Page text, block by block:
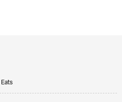
Eats